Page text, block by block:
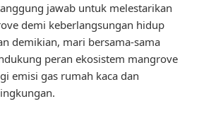
jawab untuk melestarikan
demi keberlangsungan hidup
demikian, mari bersama-sama
peran ekosistem mangrove
emisi gas rumah kaca dan